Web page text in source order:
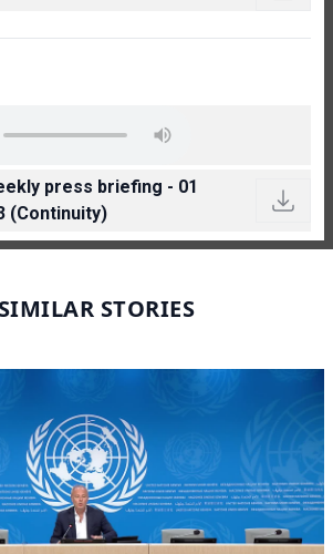
press briefing - 01
(Continuity)
STORIES